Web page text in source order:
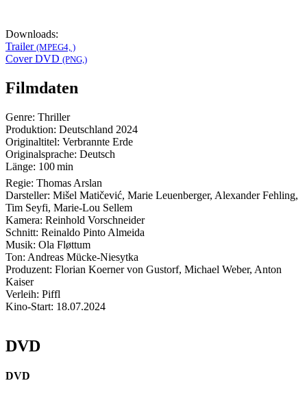
Downloads:
Trailer (MPEG4, )
Cover DVD (PNG,)
Filmdaten
Genre: Thriller
Produktion: Deutschland 2024
Originaltitel: Verbrannte Erde
Originalsprache: Deutsch
Länge: 100 min
Regie: Thomas Arslan
Darsteller: Mišel Matičević, Marie Leuenberger, Alexander Fehling,
Tim Seyfi, Marie-Lou Sellem
Kamera: Reinhold Vorschneider
Schnitt: Reinaldo Pinto Almeida
Musik: Ola Fløttum
Ton: Andreas Mücke-Niesytka
Produzent: Florian Koerner von Gustorf, Michael Weber, Anton
Kaiser
Verleih: Piffl
Kino-Start: 18.07.2024
DVD
DVD